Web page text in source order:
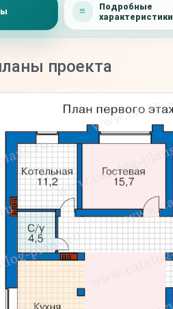
Подробные
характеристики
проекта